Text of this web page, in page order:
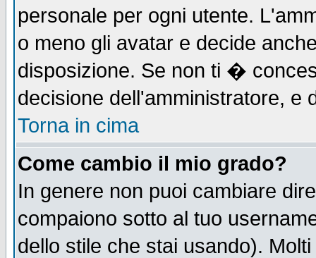
personale per ogni utente.
o meno gli avatar e decide
disposizione. Se non ti �
decisione dell'amministratore, e
Torna in cima
Come cambio il mio grado?
In genere non puoi cambiare
compaiono sotto al tuo
dello stile che stai usando).